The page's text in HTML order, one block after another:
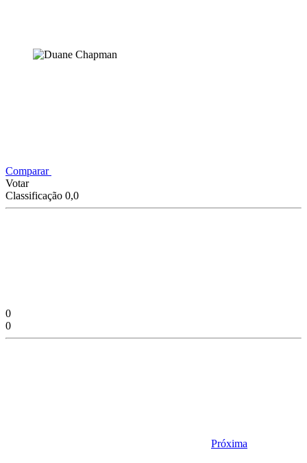
Comparar
Votar
Classificação 0,0
0
0
Próxima